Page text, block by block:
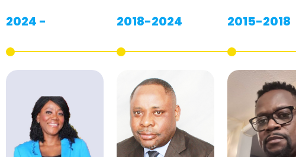
2024 - 2018-2024 2015-2018